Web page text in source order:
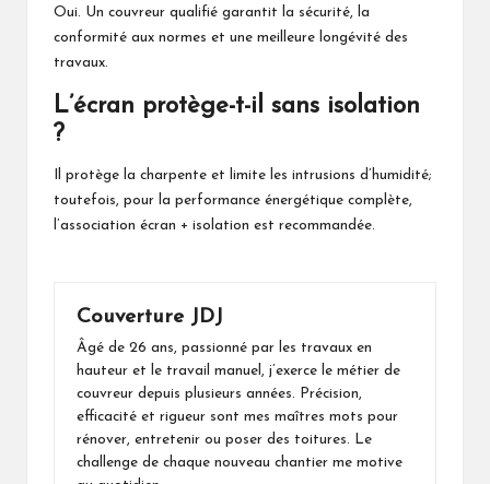
Oui. Un couvreur qualifié garantit la sécurité, la
conformité aux normes et une meilleure longévité des
travaux.
L’écran protège-t-il sans isolation
?
Il protège la charpente et limite les intrusions d’humidité;
toutefois, pour la performance énergétique complète,
l’association écran + isolation est recommandée.
Couverture JDJ
Âgé de 26 ans, passionné par les travaux en
hauteur et le travail manuel, j’exerce le métier de
couvreur depuis plusieurs années. Précision,
efficacité et rigueur sont mes maîtres mots pour
rénover, entretenir ou poser des toitures. Le
challenge de chaque nouveau chantier me motive